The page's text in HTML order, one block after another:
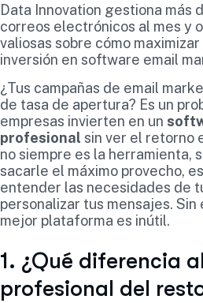
Data Innovation gestiona más
correos electrónicos al mes y
valiosas sobre cómo
inversión en software email
¿Tus campañas de email
de tasa de apertura? Es un
empresas invierten en un
profesional sin ver el retorno
no siempre es la herramienta,
sacarle el máximo provecho,
entender las necesidades de
personalizar tus mensajes. Sin
mejor plataforma es inútil.
1. ¿Qué diferencia
profesional del